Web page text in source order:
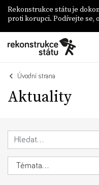
Rekonstrukce státu je
proti korupci. Podívejte se,
Úvodní strana
Aktuality